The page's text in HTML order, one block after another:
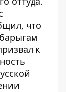
что
к